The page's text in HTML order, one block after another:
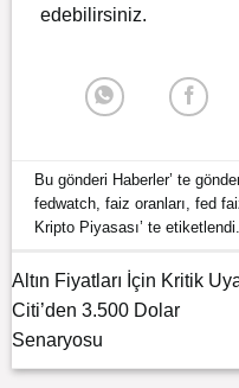
edebilirsiniz.
Bu gönderi Haberler’ te
fedwatch,faiz oranları,fed
Kripto Piyasası’ te etiketlendi.
Altın Fiyatları İçin Kritik
Citi’den 3.500 Dolar
Senaryosu